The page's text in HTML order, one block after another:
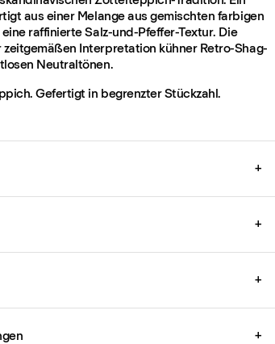
aus einer Melange aus gemischten farbigen
raffinierte Salz-und-Pfeffer-Textur. Die
Interpretation kühner Retro-Shag-
Neutraltönen.
Gefertigt in begrenzter Stückzahl.
+
+
+
+